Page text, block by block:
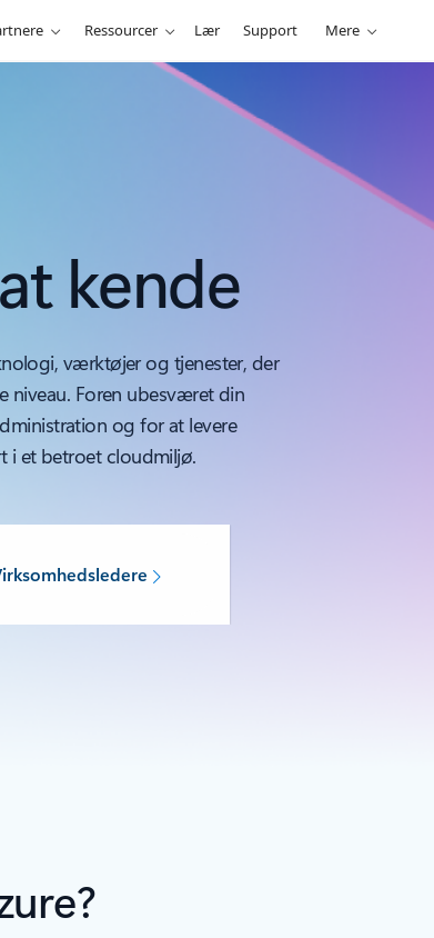
Ressourcer Lær Support Mere
kende
værktøjer og tjenester, der
niveau. Foren ubesværet din
og for at levere
i et betroet cloudmiljø.